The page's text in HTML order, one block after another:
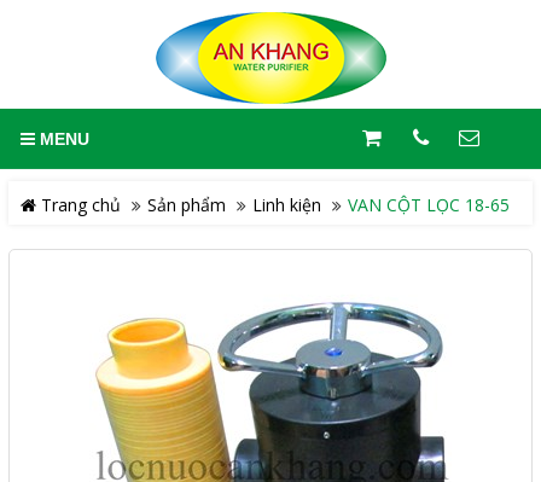
MENU
Trang chủ Sản phẩm Linh kiện VAN CỘT LỌC 18-65